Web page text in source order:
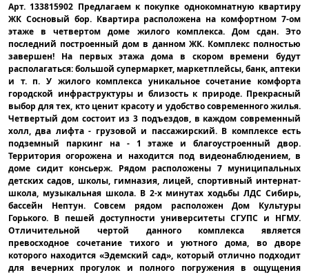
Арт. 133815902 Предлагаем к покупке однокомнатную квартиру
ЖК Сосновый бор. Квартира расположена на комфортном 7-ом
этаже в четвертом доме жилого комплекса. Дом сдан. Это
последний построенный дом в данном ЖК. Комплекс полностью
завершен! На первых этажа дома в скором времени будут
располагаться: большой супермаркет, маркетплейсы, банк, аптеки
и т. п. У жилого комплекса уникальное сочетание комфорта
городской инфраструктуры и близость к природе. Прекрасный
выбор для тех, кто ценит красоту и удобство современного жилья.
Четвертый дом состоит из 3 подъездов, в каждом современный
холл, два лифта - грузовой и пассажирский. В комплексе есть
подземный паркинг на - 1 этаже и благоустроенный двор.
Территория огорожена и находится под видеонаблюдением, в
доме сидит консьерж. Рядом расположены 7 муниципальных
детских садов, школы, гимназия, лицей, спортивный интернат-
школа, музыкальная школа. В 2-х минутах ходьбы ЛДС Сибирь,
бассейн Нептун. Совсем рядом расположен Дом Культуры
Горького. В пешей доступности университеты СГУПС и НГМУ.
Отличительной чертой данного комплекса является
превосходное сочетание тихого и уютного дома, во дворе
которого находится «Эдемский сад», который отлично подходит
для вечерних прогулок и полного погружения в ощущения